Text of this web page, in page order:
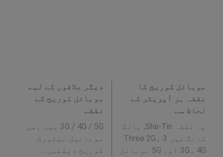
موبائل کوریج کا
نقشہ ہر آپریٹر کے
لحاظ سے
یہ نقشہ Sha-Tin, ہانگ
کانگ میں 3 Three 2G،
3G، 4G اور 5G موبائل
دیگر علاقوں کے لیے
موبائل کوریج کے
نقشے
3G / 4G / 5G میں بھی
موبائیل نیٹورک
کوریج دیکھیں۔ :